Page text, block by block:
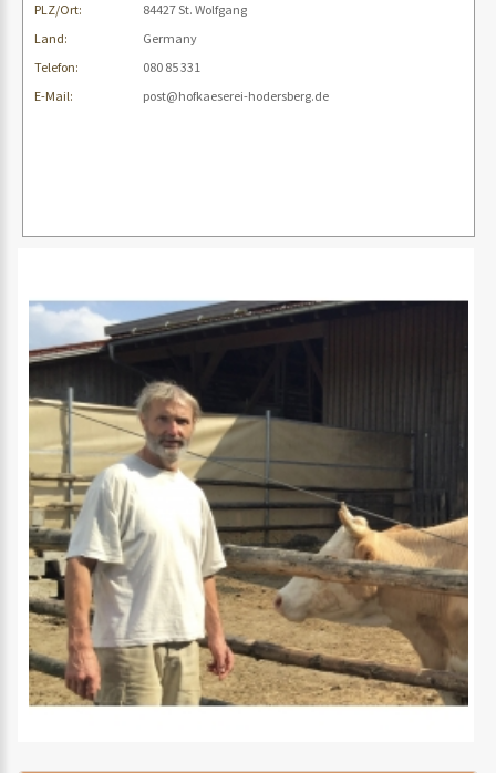
PLZ/Ort:
84427 St. Wolfgang
Land:
Germany
Telefon:
080 85 331
E-Mail:
post@hofkaeserei-hodersberg.de